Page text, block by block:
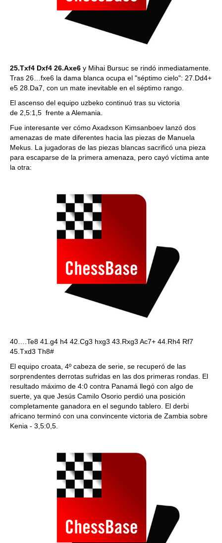
25.Txf4 Dxf4 26.Axe6 y Mihai Bursuc se rindó inmediatamente.
Tras 26…fxe6 la dama blanca ocupa el "séptimo cielo": 27.Dd4+
e5 28.Da7, con un mate inevitable en el séptimo rango.
El ascenso del equipo uzbeko continuó tras su victoria
de 2,5:1,5 frente a Alemania.
Fue interesante ver cómo Axadxson Kimsanboev lanzó dos
amenazas de mate diferentes hacia las piezas de Manuela
Mekus. La jugadoras de las piezas blancas sacrificó una pieza
para escaparse de la primera amenaza, pero cayó víctima ante
la otra:
40….Te8 41.g4 h4 42.Cg3 hxg3 43.Rxg3 Ac7+ 44.Rh4 Rf7
45.Txd3 Th8#
El equipo croata, 4º cabeza de serie, se recuperó de las
sorprendentes derrotas sufridas en las dos primeras rondas. El
resultado máximo de 4:0 contra Panamá llegó con algo de
suerte, ya que Jesús Camilo Osorio perdió una posición
completamente ganadora en el segundo tablero. El derbi
africano terminó con una convincente victoria de Zambia sobre
Kenia - 3,5:0,5.